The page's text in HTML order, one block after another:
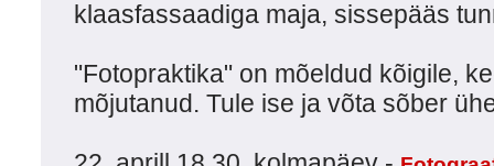
klaasfassaadiga maja, sissepääs
"Fotopraktika" on mõeldud kõigile,
mõjutanud. Tule ise ja võta sõber